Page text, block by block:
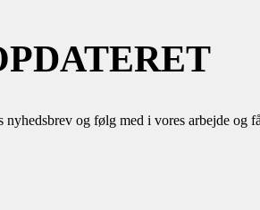
og følg med i vores arbejde